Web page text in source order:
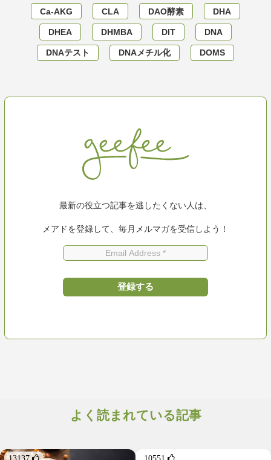
Ca-AKG CLA DAO酵素 DHA
DHEA DHMBA DIT DNA
DNAテスト DNAメチル化 DOMS
最新の役立つ記事を逃したくない人は、
メアドを登録して、毎月メルマガを受信しよう！
よく読まれている記事
13137  10551 